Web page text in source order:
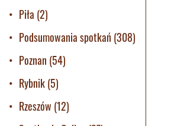
Piła (2)
Podsumowania spotkań (308)
Poznan (54)
Rybnik(5)
Rzeszów (12)